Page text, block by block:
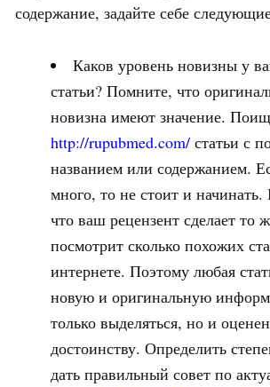
содержание, задайте себе
Каков уровень новизны у
статьи? Помните, что
новизна имеют значение.
http://rupubmed.com/ статьи с
названием или содержанием.
много, то не стоит и
что ваш рецензент сделает то
посмотрит сколько похожих
интернете. Поэтому любая
новую и оригинальную
только выделяться, но и
достоинству. Определить
дать правильный совет по